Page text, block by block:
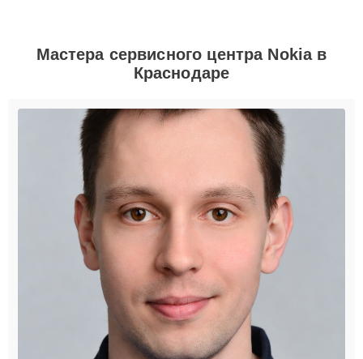
Мастера сервисного центра Nokia в
Краснодаре